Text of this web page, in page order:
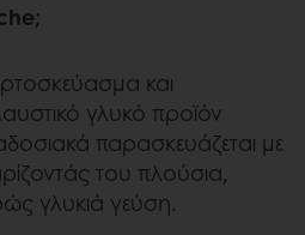
και
γλυκό προϊόν
παρασκευάζεται με
του πλούσια,
γλυκιά γεύση.